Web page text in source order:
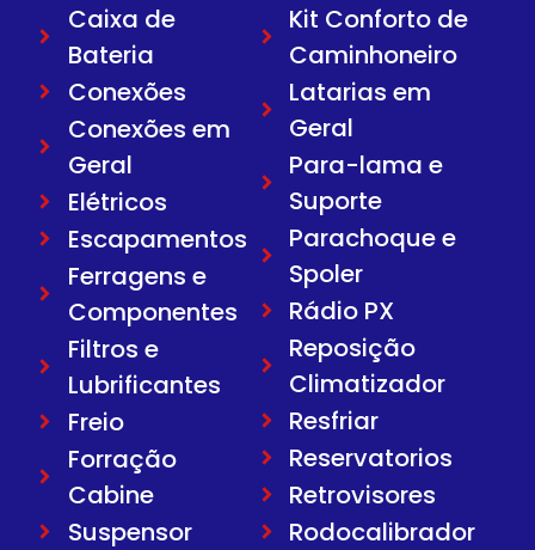
Caixa de
Bateria
Conexões
Conexões em
Geral
Elétricos
Escapamentos
Ferragens e
Componentes
Filtros e
Lubrificantes
Freio
Forração
Cabine
Suspensor
Kit Conforto de
Caminhoneiro
Latarias em
Geral
Para-lama e
Suporte
Parachoque e
Spoler
Rádio PX
Reposição
Climatizador
Resfriar
Reservatorios
Retrovisores
Rodocalibrador